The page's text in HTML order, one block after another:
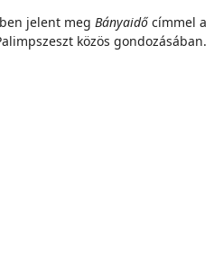
jelent meg Bányaidő címmel a
közös gondozásában.